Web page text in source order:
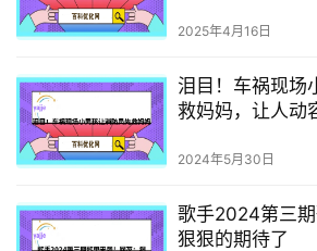
2025年4月16日
泪目！车祸现场
救妈妈，让人动
2024年5月30日
歌手2024第三期
狠狠的期待了